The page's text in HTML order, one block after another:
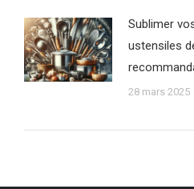
Sublimer
ustensiles
28 mars 2025